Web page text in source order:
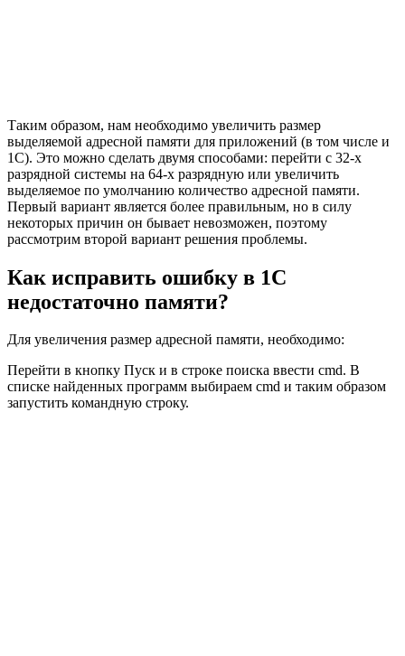
Таким образом, нам необходимо увеличить размер
выделяемой адресной памяти для приложений (в том числе и
1С). Это можно сделать двумя способами: перейти с 32-х
разрядной системы на 64-х разрядную или увеличить
выделяемое по умолчанию количество адресной памяти.
Первый вариант является более правильным, но в силу
некоторых причин он бывает невозможен, поэтому
рассмотрим второй вариант решения проблемы.
Как исправить ошибку в 1С
недостаточно памяти?
Для увеличения размер адресной памяти, необходимо:
Перейти в кнопку Пуск и в строке поиска ввести cmd. В
списке найденных программ выбираем cmd и таким образом
запустить командную строку.